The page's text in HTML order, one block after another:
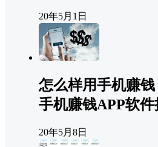
20年5月1日
怎么样用手机赚钱
手机赚钱APP软件
20年5月8日